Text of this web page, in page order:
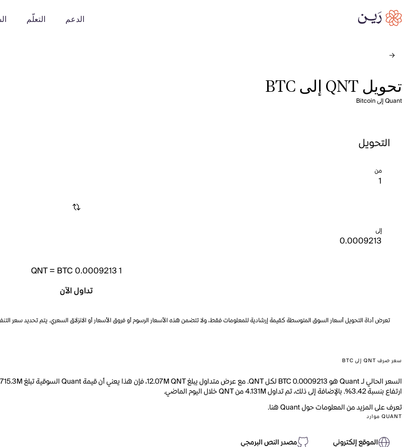
الدعم التعلّم
تحويل QNT إلى BTC
Quant إلى Bitcoin
التحويل
من
إلى
1
QNT= BTC 0.0009213
تداول الآن
تعرض أداة التحويل أسعار السوق المتوسطة كقيمة إرشادية للمعلومات فقط، ولا تتضمن هذه الأسعار الرسوم أو فروق الأسعار أو الانزلاق السعري. يتم تحديد سعر
سعر صرف QNT إلى BTC
ارتفاع بنسبة 3.42%. بالإضافة إلى ذلك، تم تداول 4.131M من QNT خلال اليوم الماضي.
تعرف على المزيد من المعلومات حول Quant هنا.
QUANT موارد
الموقع إلكتروني مصدر النص البرمجي